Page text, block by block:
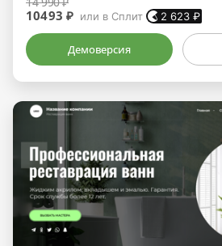
10493 ₽ или в Сплит 2 623 ₽
Демоверсия